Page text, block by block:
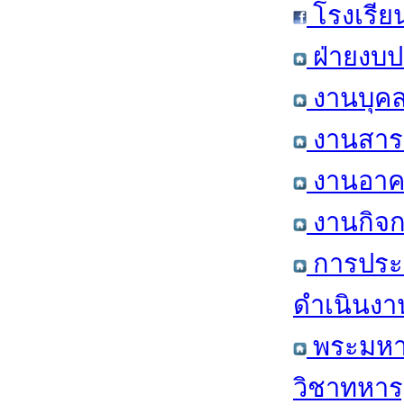
โรงเรี
ฝ่ายงบ
งานบุค
งานสา
งานอา
งานกิจ
การปร
ดำเนินง
พระมห
วิชาทหา